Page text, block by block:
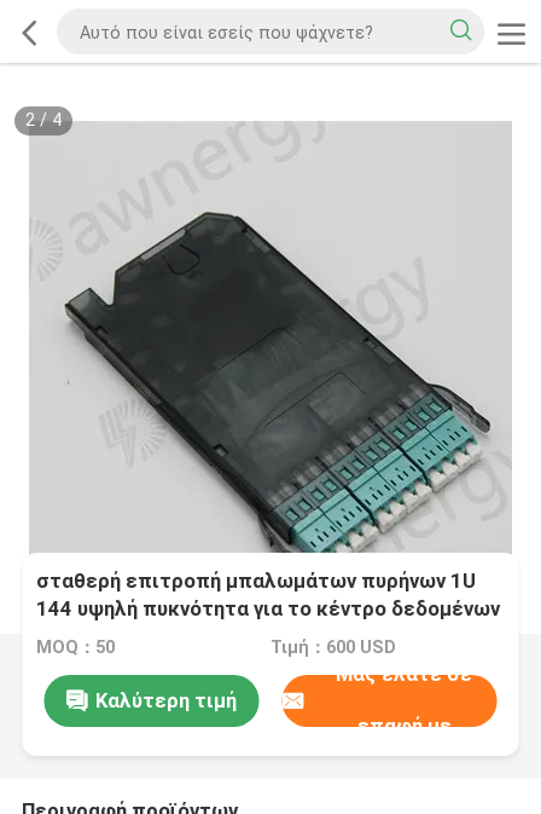
2/ 4
σταθερή επιτροπή μπαλωμάτων πυρήνων 1U
144 υψηλή πυκνότητα για το κέντρο δεδομένων
MOQ：50 Τιμή：600 USD
Καλύτερη τιμή
Μας ελάτε σε
επαφή με